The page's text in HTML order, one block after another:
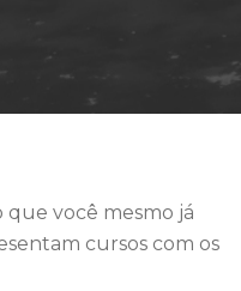
você mesmo já
cursos com os